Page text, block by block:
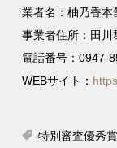
業者名：柚乃香本
事業者住所：田
電話番号：0947-
WEBサイト：
特別審査優秀賞